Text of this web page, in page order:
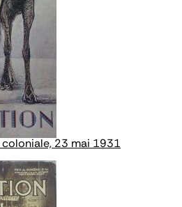
coloniale, 23 mai 1931